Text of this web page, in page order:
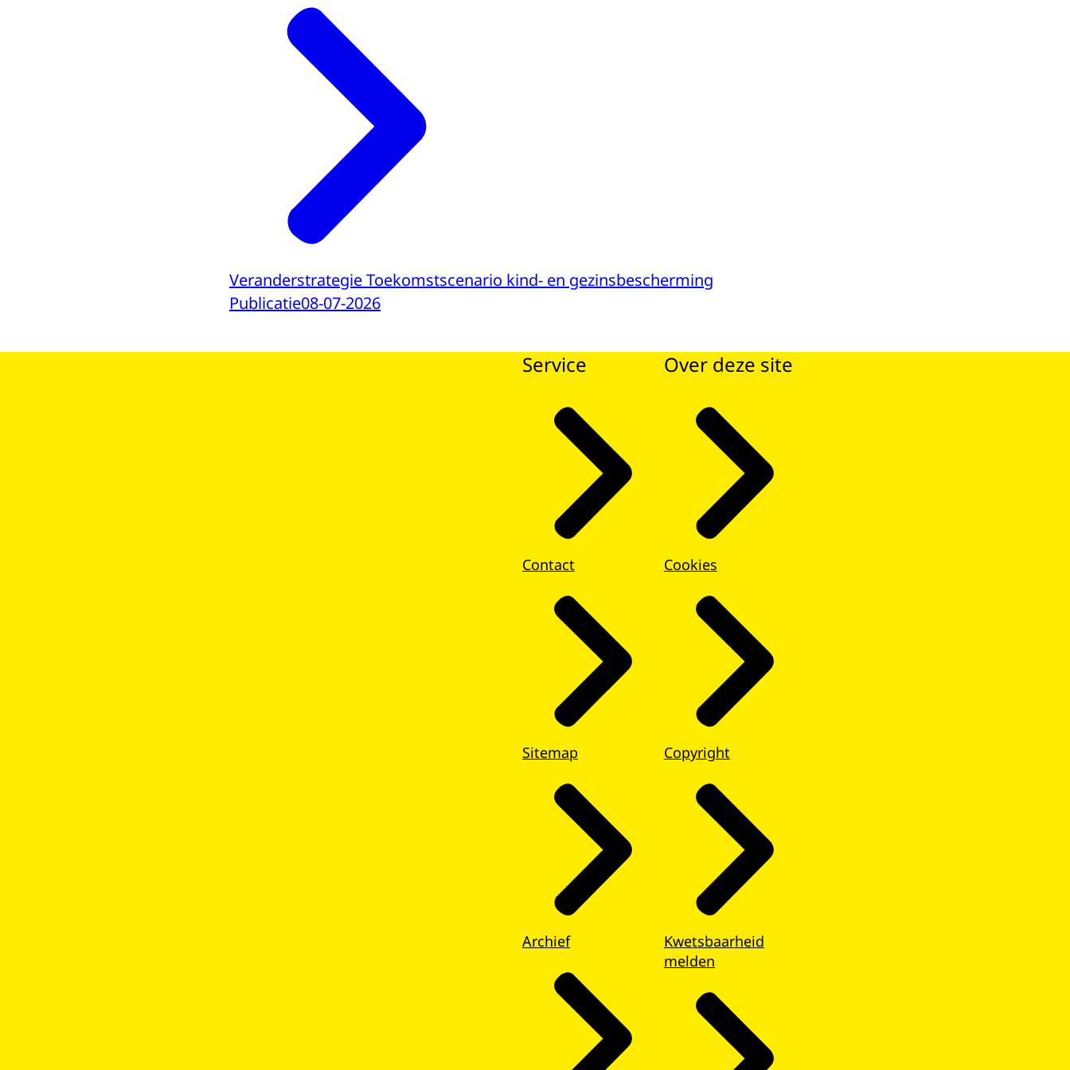
Veranderstrategie Toekomstscenario kind- en gezinsbescherming
Publicatie08-07-2026
Service
Contact
Sitemap
Archief
Over deze site
Cookies
Copyright
Kwetsbaarheid
melden